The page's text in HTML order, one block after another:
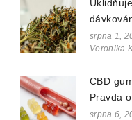
srpna 1,
Veronika
CBD
Pravda
zdraví a
srpna 6,